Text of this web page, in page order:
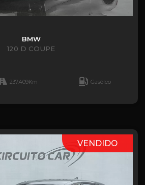
BMW
120 D COUPE
237.409Km Gasóleo
VENDIDO